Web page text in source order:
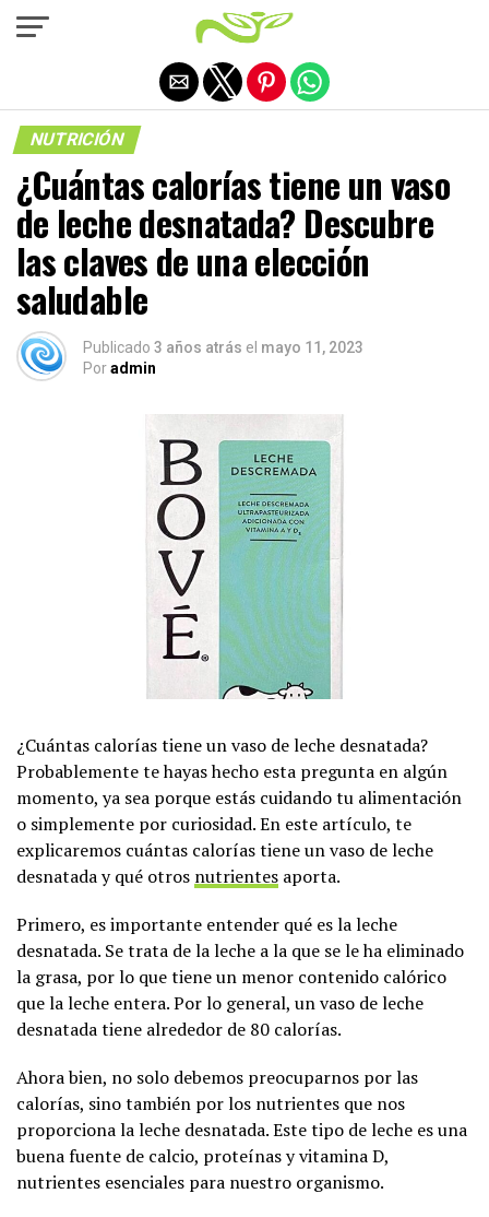
NUTRICIÓN
¿Cuántas calorías tiene un vaso
de leche desnatada? Descubre
las claves de una elección
saludable
Publicado 3 años atrás el mayo 11, 2023
Poradmin
¿Cuántas calorías tiene un vaso de leche desnatada?
Probablemente te hayas hecho esta pregunta en algún
momento, ya sea porque estás cuidando tu alimentación
o simplemente por curiosidad. En este artículo, te
explicaremos cuántas calorías tiene un vaso de leche
desnatada y qué otros nutrientes aporta.
Primero, es importante entender qué es la leche
desnatada. Se trata de la leche a la que se le ha eliminado
la grasa, por lo que tiene un menor contenido calórico
que la leche entera. Por lo general, un vaso de leche
desnatada tiene alrededor de 80 calorías.
Ahora bien, no solo debemos preocuparnos por las
calorías, sino también por los nutrientes que nos
proporciona la leche desnatada. Este tipo de leche es una
buena fuente de calcio, proteínas y vitamina D,
nutrientes esenciales para nuestro organismo.
Salir de la versión móvil